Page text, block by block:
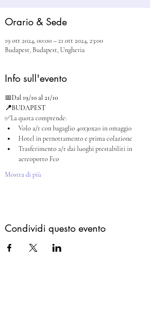
Orario & Sede
19 ott 2024, 00:00 – 21 ott 2024, 23:00
Budapest, Budapest, Ungheria
Info sull'evento
📅Dal 19/10 al 21/10
📍BUDAPEST
✅La quota comprende:
Volo a/r con bagaglio 40x30x20 in omaggio
Hotel in pernottamento e prima colazione
Trasferimento a/r dai luoghi prestabiliti in
aereoporto Fco
Mostra di più
Condividi questo evento